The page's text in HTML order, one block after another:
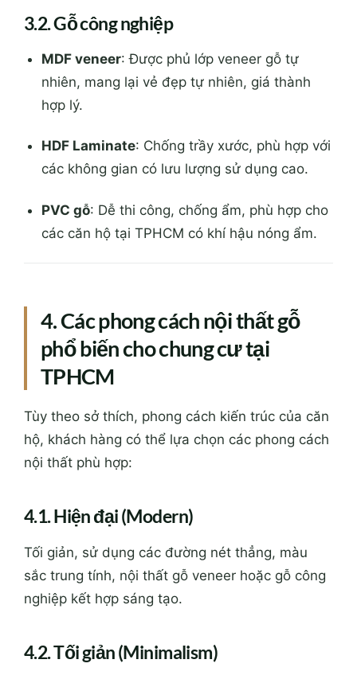
3.2. Gỗ công nghiệp
MDF veneer: Được phủ lớp veneer gỗ tự
nhiên, mang lại vẻ đẹp tự nhiên, giá thành
hợp lý.
HDF Laminate: Chống trầy xước, phù hợp với
các không gian có lưu lượng sử dụng cao.
PVC gỗ: Dễ thi công, chống ẩm, phù hợp cho
các căn hộ tại TPHCM có khí hậu nóng ẩm.
4. Các phong cách nội thất gỗ
phổ biến cho chung cư tại
TPHCM
Tùy theo sở thích, phong cách kiến trúc của căn
hộ, khách hàng có thể lựa chọn các phong cách
nội thất phù hợp:
4.1. Hiện đại (Modern)
Tối giản, sử dụng các đường nét thẳng, màu
sắc trung tính, nội thất gỗ veneer hoặc gỗ công
nghiệp kết hợp sáng tạo.
4.2. Tối giản (Minimalism)